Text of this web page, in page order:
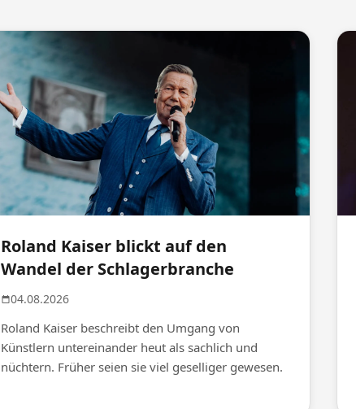
Roland Kaiser blickt auf den
Wandel der Schlagerbranche
04.08.2026
Roland Kaiser beschreibt den Umgang von
Künstlern untereinander heut als sachlich und
nüchtern. Früher seien sie viel geselliger gewesen.